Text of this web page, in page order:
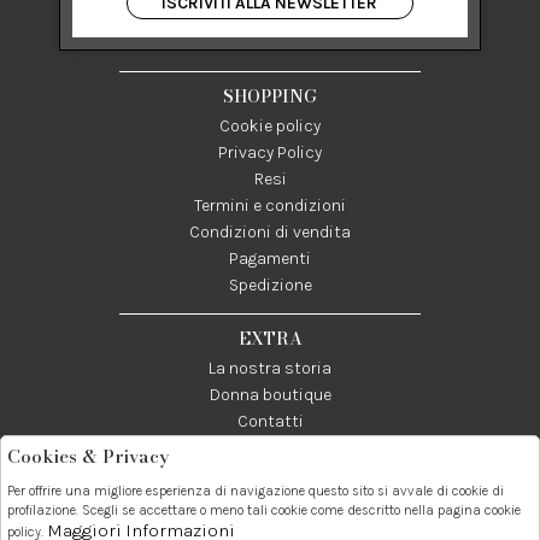
84122 Salerno Italia
P IVA 03024950655
SHOPPING
Cookie policy
Privacy Policy
Resi
Termini e condizioni
Condizioni di vendita
Pagamenti
Spedizione
EXTRA
La nostra storia
Donna boutique
Contatti
Telefono:
089237858
Whatsapp:
3338855601
Contatti:
info@donna1981.it
Cookies & Privacy
Per offrire una migliore esperienza di navigazione questo sito si avvale di cookie di
profilazione. Scegli se accettare o meno tali cookie come descritto nella pagina cookie
policy. Maggiori Informazioni